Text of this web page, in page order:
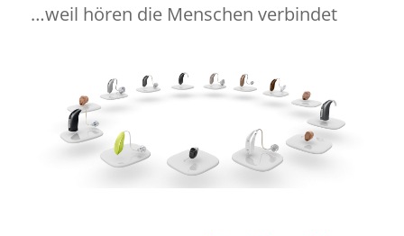
…weil hören die Menschen verbindet